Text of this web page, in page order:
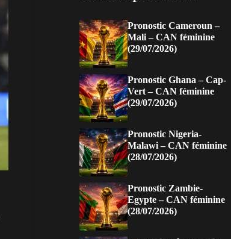
Pronostic Cameroun –
Mali – CAN féminine
(29/07/2026)
Pronostic Ghana – Cap-
Vert – CAN féminine
(29/07/2026)
Pronostic Nigeria-
Malawi – CAN féminine
(28/07/2026)
Pronostic Zambie-
Egypte – CAN féminine
(28/07/2026)